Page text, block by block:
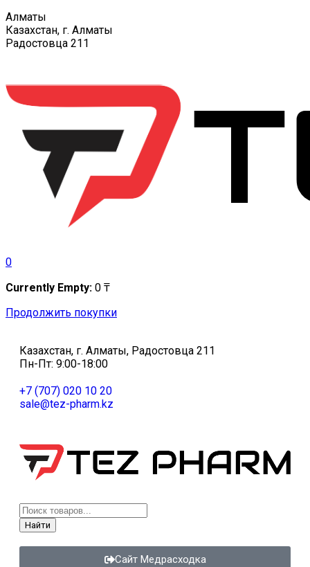
Алматы
Казахстан, г. Алматы
Радостовца 211
0
Currently Empty: 0 ₸
Продолжить покупки
Казахстан, г. Алматы, Радостовца 211
Пн-Пт: 9:00-18:00
+7 (707) 020 10 20
sale@tez-pharm.kz
Найти
Сайт Медрасходка